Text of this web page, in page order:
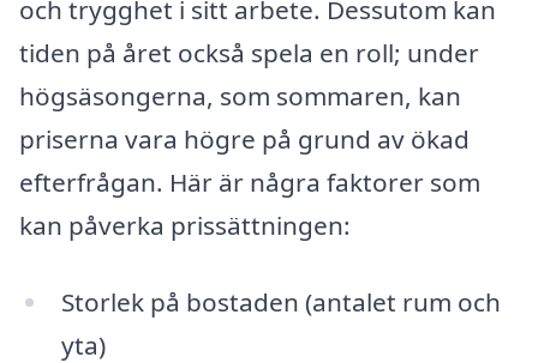
och trygghet i sitt arbete. Dessutom kan
tiden på året också spela en roll; under
högsäsongerna, som sommaren, kan
priserna vara högre på grund av ökad
efterfrågan. Här är några faktorer som
kan påverka prissättningen:
Storlek på bostaden (antalet rum och
yta)